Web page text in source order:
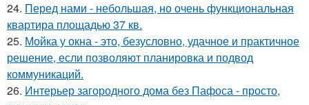
24. Перед нами - небольшая, но очень функциональная
квартира площадью 37 кв.
25. Мойка у окна - это, безусловно, удачное и практичное
решение, если позволяют планировка и подвод
коммуникаций.
26. Интерьер загородного дома без Пафоса - просто,